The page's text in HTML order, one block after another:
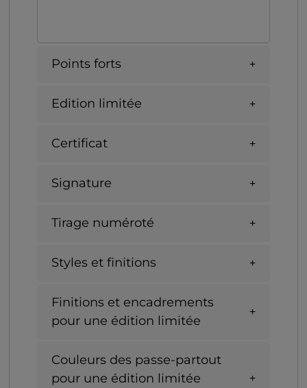
Points forts
Edition limitée
Certificat
Signature
Tirage numéroté
Styles et finitions
Finitions et encadrements
pour une édition limitée
Couleurs des passe-partout
pour une édition limitée